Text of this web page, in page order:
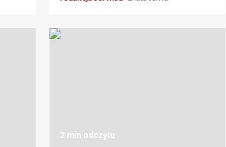
2 min odczytu